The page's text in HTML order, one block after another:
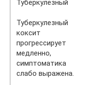
Туберкулезный
Туберкулезный
коксит
прогрессирует
медленно,
симптоматика
слабо выражена.